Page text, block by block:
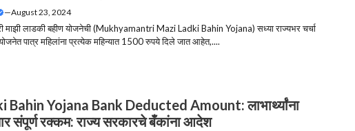
—August 23, 2024
माझी लाडकी बहीण योजनेची (Mukhyamantri Mazi Ladki Bahin Yojana) सध्या राज्यभर चर्चा
पात्र महिलांना प्रत्येक महिन्यात 1500 रुपये दिले जात आहेत,....
Bahin Yojana Bank Deducted Amount: लाभार्थ्यांना
संपूर्ण रक्कम: राज्य सरकारचे बँकांना आदेश